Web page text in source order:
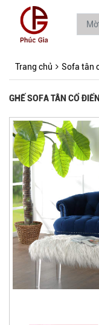
Trang chủ Sofa tân
GHẾ SOFA TÂN CỔ